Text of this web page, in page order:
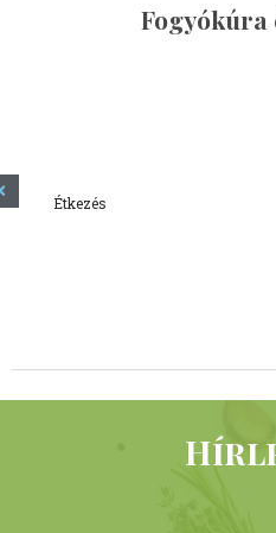
Fogyókúra
Étkezés